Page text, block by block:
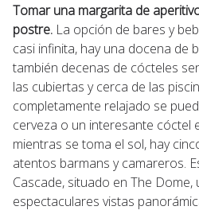
Tomar una margarita de
postre. La opción de bares y
casi infinita, hay una docena de
también decenas de cócteles
las cubiertas y cerca de las
completamente relajado se
cerveza o un interesante cóctel
mientras se toma el sol, hay
atentos barmans y camareros.
Cascade, situado en The
espectaculares vistas